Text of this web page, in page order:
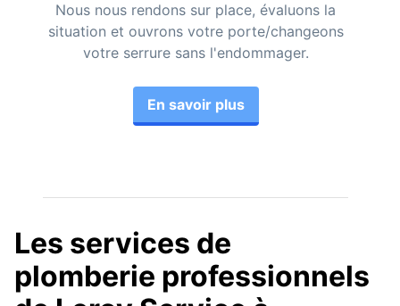
Nous nous rendons sur place, évaluons la
situation et ouvrons votre porte/changeons
votre serrure sans l'endommager.
En savoir plus
Les services de
plomberie professionnels